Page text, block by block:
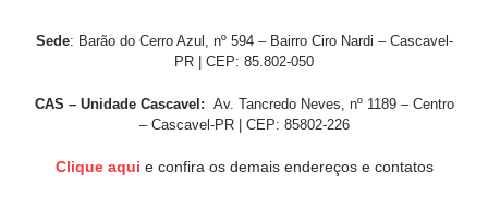
Sede: Barão do Cerro Azul, nº 594 – Bairro Ciro Nardi – Cascavel-
PR | CEP: 85.802-050
CAS – Unidade Cascavel: Av. Tancredo Neves, nº 1189 – Centro
– Cascavel-PR | CEP: 85802-226
Clique aqui e confira os demais endereços e contatos